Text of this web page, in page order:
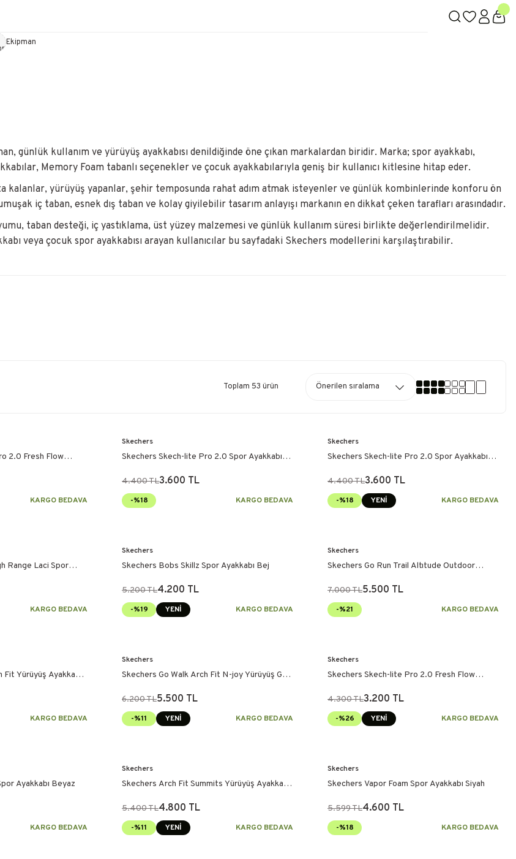
Ekipman
günlük kullanım ve yürüyüş ayakkabısı denildiğinde öne çıkan markalardan biridir. Marka; spor ayakkabı,
Memory Foam tabanlı seçenekler ve çocuk ayakkabılarıyla geniş bir kullanıcı kitlesine hitap eder.
kalanlar, yürüyüş yapanlar, şehir temposunda rahat adım atmak isteyenler ve günlük kombinlerinde konforu ön
iç taban, esnek dış taban ve kolay giyilebilir tasarım anlayışı markanın en dikkat çeken tarafları arasındadır.
taban desteği, iç yastıklama, üst yüzey malzemesi ve günlük kullanım süresi birlikte değerlendirilmelidir.
veya çocuk spor ayakkabısı arayan kullanıcılar bu sayfadaki Skechers modellerini karşılaştırabilir.
Toplam 53 ürün
2.0 Fresh Flow
KARGO BEDAVA
Skechers
Skechers Skech-lite Pro 2.0 Spor Ayakkabı
4.400 TL3.600 TL
-%18 KARGO BEDAVA
Skechers
Skechers Skech-lite Pro 2.0 Spor Ayakkabı
4.400 TL3.600 TL
-%18 YENİ KARGO BEDAVA
Range Laci Spor
KARGO BEDAVA
Skechers
Skechers Bobs Skillz Spor Ayakkabı Bej
5.200 TL4.200 TL
-%19 YENİ KARGO BEDAVA
Skechers
Skechers Go Run Trail Altıtude Outdoor
7.000 TL5.500 TL
-%21 KARGO BEDAVA
Yürüyüş Ayakkabı
KARGO BEDAVA
Skechers
Skechers Go Walk Arch Fit N-joy Yürüyüş Gri
6.200 TL5.500 TL
-%11 YENİ KARGO BEDAVA
Skechers
Skechers Skech-lite Pro 2.0 Fresh Flow
4.300 TL3.200 TL
-%26 YENİ KARGO BEDAVA
Ayakkabı Beyaz
KARGO BEDAVA
Skechers
Skechers Arch Fit Summits Yürüyüş Ayakkabı
5.400 TL4.800 TL
-%11 YENİ KARGO BEDAVA
Skechers
Skechers Vapor Foam Spor Ayakkabı Siyah
5.599 TL4.600 TL
-%18 KARGO BEDAVA